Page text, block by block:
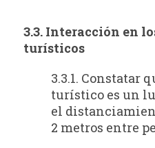
3.3. Interacción en
turísticos
3.3.1. Constatar
turístico es un
el
2 metros entre